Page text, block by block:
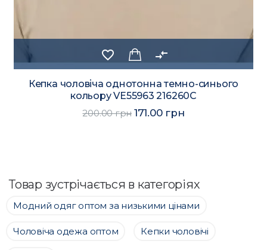
favorite_border compare_arrows
Кепка чоловіча однотонна темно-синього
кольору VE55963 216260C
200.00 грн 171.00 грн
Товар зустрічається в категоріях
Модний одяг оптом за низькими цінами
Чоловіча одежа оптом Кепки чоловічі